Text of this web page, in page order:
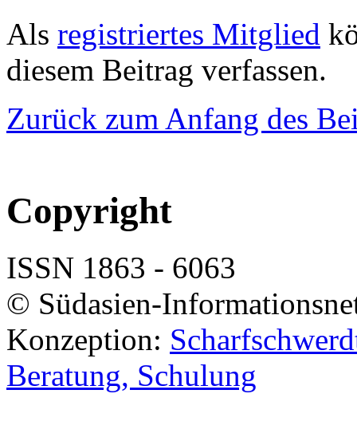
Als registriertes Mitglied
diesem Beitrag verfassen.
Zurück zum Anfang des
Copyright
ISSN 1863 - 6063
© Südasien-
Konzeption:
Beratung, Schulung